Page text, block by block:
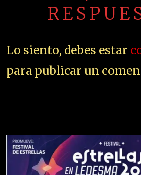
Lo siento, debes estar
para publicar un